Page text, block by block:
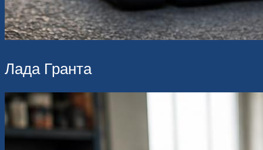
Лада Гранта